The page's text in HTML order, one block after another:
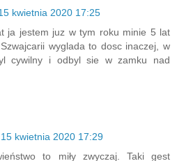
kwietnia 2020 17:25
ja jestem juz w tym roku minie 5 lat
wyglada to dosc inaczej, w
cywilny i odbyl sie w zamku nad
15 kwietnia 2020 17:29
to miły zwyczaj. Taki gest